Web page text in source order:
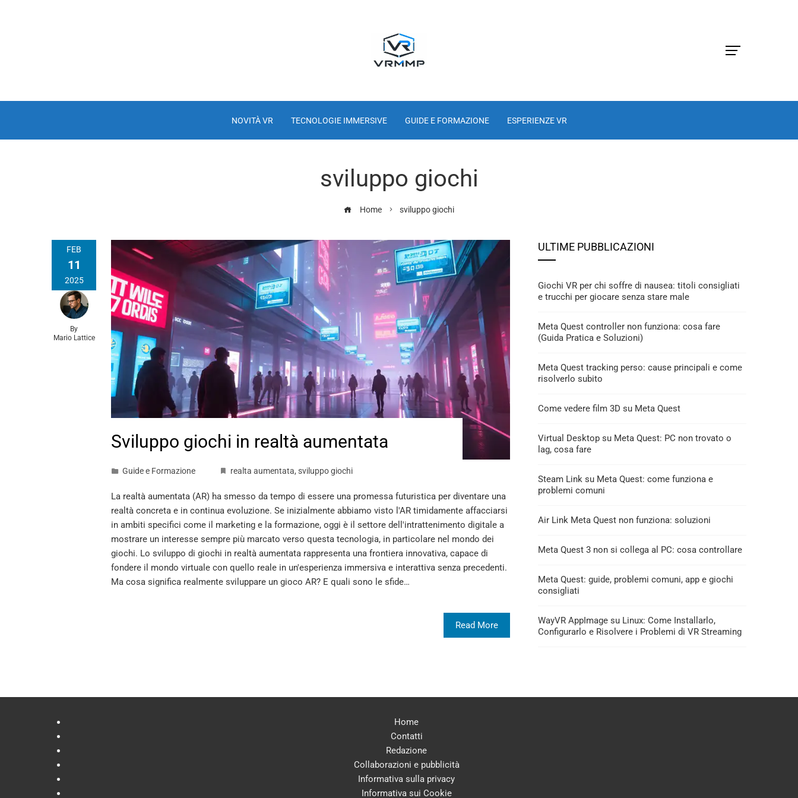
NOVITÀ VR TECNOLOGIE IMMERSIVE GUIDE E FORMAZIONE ESPERIENZE VR
sviluppo giochi
Home sviluppo giochi
FEB
11
2025
By
Mario Lattice
Sviluppo giochi in realtà aumentata
Guide e Formazione realta aumentata, sviluppo giochi
La realtà aumentata (AR) ha smesso da tempo di essere una promessa futuristica per diventare una
realtà concreta e in continua evoluzione. Se inizialmente abbiamo visto l'AR timidamente affacciarsi
in ambiti specifici come il marketing e la formazione, oggi è il settore dell'intrattenimento digitale a
mostrare un interesse sempre più marcato verso questa tecnologia, in particolare nel mondo dei
giochi. Lo sviluppo di giochi in realtà aumentata rappresenta una frontiera innovativa, capace di
fondere il mondo virtuale con quello reale in un'esperienza immersiva e interattiva senza precedenti.
Ma cosa significa realmente sviluppare un gioco AR? E quali sono le sfide…
Read More
ULTIME PUBBLICAZIONI
Giochi VR per chi soffre di nausea: titoli consigliati
e trucchi per giocare senza stare male
Meta Quest controller non funziona: cosa fare
(Guida Pratica e Soluzioni)
Meta Quest tracking perso: cause principali e come
risolverlo subito
Come vedere film 3D su Meta Quest
Virtual Desktop su Meta Quest: PC non trovato o
lag, cosa fare
Steam Link su Meta Quest: come funziona e
problemi comuni
Air Link Meta Quest non funziona: soluzioni
Meta Quest 3 non si collega al PC: cosa controllare
Meta Quest: guide, problemi comuni, app e giochi
consigliati
WayVR AppImage su Linux: Come Installarlo,
Configurarlo e Risolvere i Problemi di VR Streaming
Home
Contatti
Redazione
Collaborazioni e pubblicità
Informativa sulla privacy
Informativa sui Cookie